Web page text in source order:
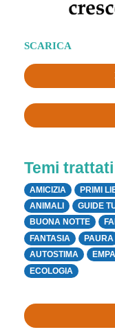
SCARICA
Temi trattati
AMICIZIA PRIMI
ANIMALI
GUIDE
BUONA NOTTE
FANTASIA
PAURA
AUTOSTIMA
ECOLOGIA